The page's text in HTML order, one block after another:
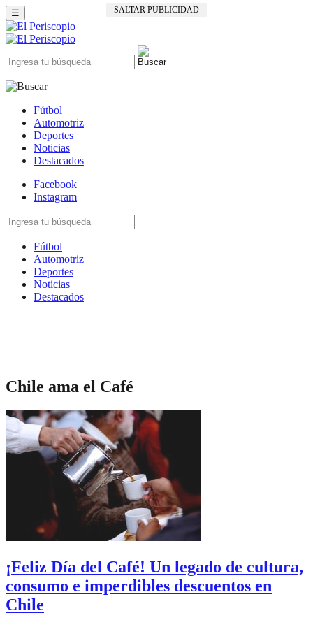
SALTAR PUBLICIDAD
☰
Fútbol
Automotriz
Deportes
Noticias
Destacados
Facebook
Instagram
Fútbol
Automotriz
Deportes
Noticias
Destacados
Chile ama el Café
¡Feliz Día del Café! Un legado de cultura,
consumo e imperdibles descuentos en
Chile